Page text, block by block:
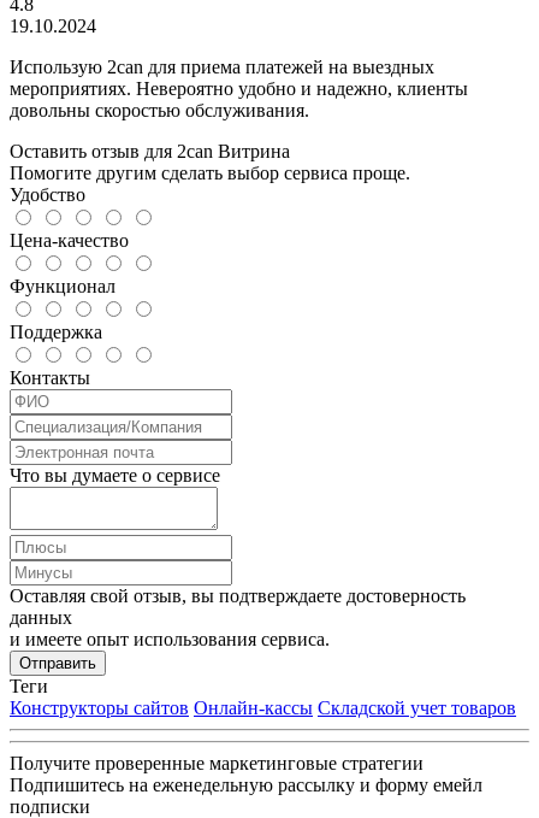
19.10.2024
Использую 2can для приема платежей на выездных
мероприятиях. Невероятно удобно и надежно, клиенты
довольны скоростью обслуживания.
Оставить отзыв для 2can Витрина
Помогите другим сделать выбор сервиса проще.
Удобство
Цена-качество
Функционал
Поддержка
Контакты
Что вы думаете о сервисе
Оставляя свой отзыв, вы подтверждаете достоверность
данных
и имеете опыт использования сервиса.
Отправить
Теги
Конструкторы сайтов Онлайн-кассы Складской учет товаров
Получите проверенные маркетинговые стратегии
Подпишитесь на еженедельную рассылку и форму емейл
подписки